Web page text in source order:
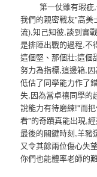
第一仗雖有瑕疵,
我們的親密戰友"高美
流),知己知彼,談到實
是排陣出戰的過程.不
這個堅、那個壯;這個
努力為指標,這邊箱,
低估了同學能力作了
失,因為當卓禧同學的
說能力有待磨練!"而
看"的奇蹟真能出現,
最後的關鍵時刻,羊豬
又令其餘兩位傷心失
你們也能體率老師的